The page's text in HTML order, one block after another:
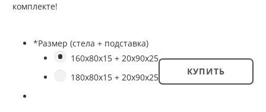
комплекте!
*Размер (стела + подставка)
160x80x15 + 20x90x25
180x80x15 + 20x90x25Количество
КУПИТЬ